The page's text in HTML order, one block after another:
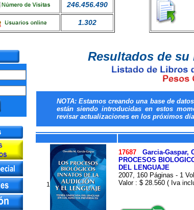
246.456.490
1.302
Resultados de su
NOTA: Estamos creando una base de
están siendo introducidas en estos
revisar actualizaciones en los próximos
1
17687 Garcia-Gaspar,
PROCESOS
DEL LENGUAJE
2007, 160 Páginas - 1
Valor : $ 28.560 ( Iva